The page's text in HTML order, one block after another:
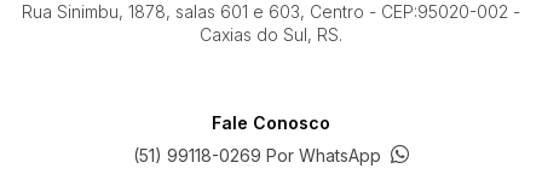
Rua Sinimbu, 1878, salas 601 e 603, Centro - CEP:95020-002 -
Caxias do Sul, RS.
Fale Conosco
(51) 99118-0269 Por WhatsApp